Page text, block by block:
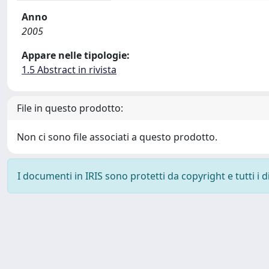
Anno
2005
Appare nelle tipologie:
1.5 Abstract in rivista
File in questo prodotto:
Non ci sono file associati a questo prodotto.
I documenti in IRIS sono protetti da copyright e tutti i